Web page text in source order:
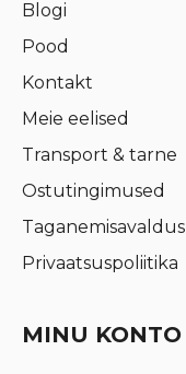
Blogi
Pood
Kontakt
Meie eelised
Transport & tarne
Ostutingimused
Taganemisavaldus
Privaatsuspoliitika
MINU KONTO